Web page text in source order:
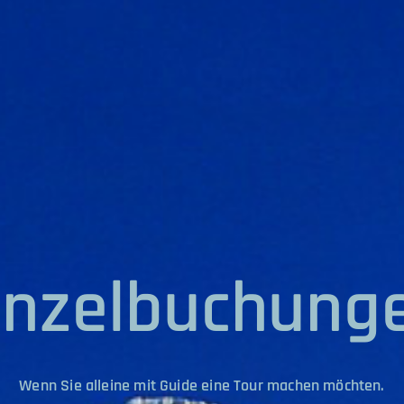
Wenn Sie alleine mit Guide eine Tour machen möchten.